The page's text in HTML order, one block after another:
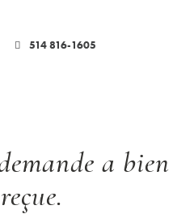
514 816-1605
a bien